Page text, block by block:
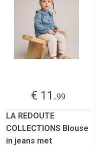
€ 11.99
LA REDOUTE
COLLECTIONS Blouse
in jeans met